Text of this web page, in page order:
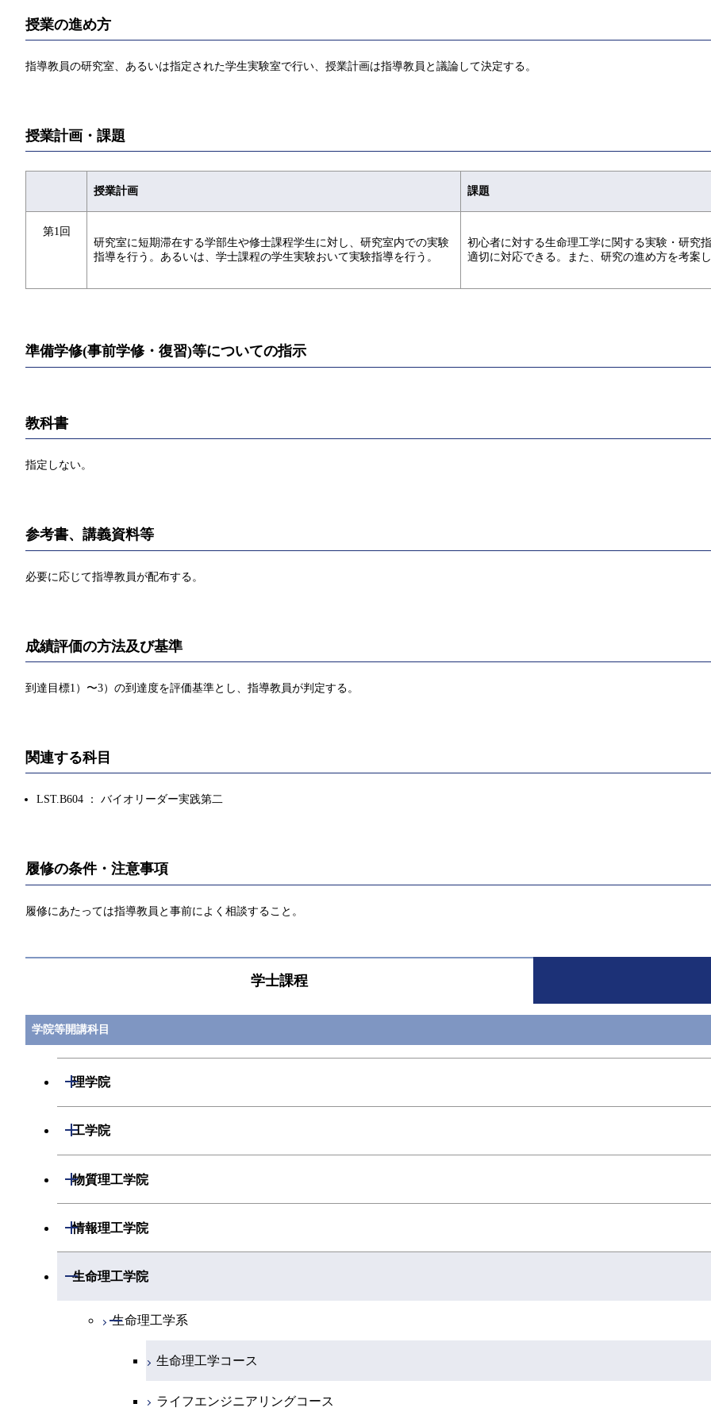
授業の進め方
指導教員の研究室、あるいは指定された学生実験室で行い、授業計画は指導教員と議論して決定する。
授業計画・課題
授業計画 課題
第1回
研究室に短期滞在する学部生や修士課程学生に対し、研究室内での実験
指導を行う。あるいは、学士課程の学生実験おいて実験指導を行う。
初心者に対する生命理工学に関する実験・研究
適切に対応できる。また、研究の進め方を考案
準備学修(事前学修・復習)等についての指示
教科書
指定しない。
参考書、講義資料等
必要に応じて指導教員が配布する。
成績評価の方法及び基準
到達目標1）〜3）の到達度を評価基準とし、指導教員が判定する。
関連する科目
LST.B604 ： バイオリーダー実践第二
履修の条件・注意事項
履修にあたっては指導教員と事前によく相談すること。
学士課程
学院等開講科目
理学院
開閉
物理学コース
化学系
開閉
エネルギー・情報コース
物質・情報卓越コース
地球生命コース
専門科目
工学院
開閉
機械系
開閉
エネルギーコース
システム制御コース
電気電子系
開閉
物質理工学院
開閉
材料系
開閉
情報理工学院
開閉
数理・計算科学系
開閉
数理・計算科学コース
知能情報コース
情報工学系
情報工学コース
ライフエンジニアリングコース
専門科目
生命理工学院
開閉
生命理工学系
開閉
生命理工学コース
ライフエンジニアリングコース